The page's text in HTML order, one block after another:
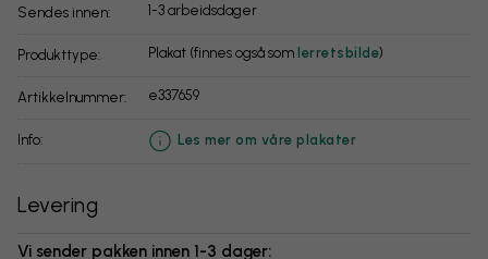
Sendes innen: 1-3 arbeidsdager
Produkttype: Plakat (finnes også som lerretsbilde)
Artikkelnummer: e337659
info: Les mer om våre plakater
Levering
Vi sender pakken innen 1-3 dager: